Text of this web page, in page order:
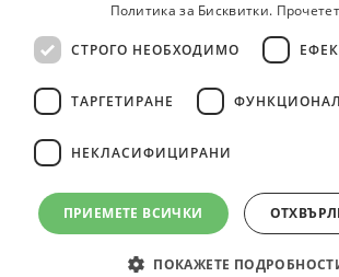
Vihra AI
За новодошли
Всички услуги на JobTiger
© 2000-2026 JobTiger. Всички права
Политика за Бисквитки.
СТРОГО НЕОБХОДИМО
ТАРГЕТИРАНЕ
НЕКЛАСИФИЦИРАНИ
ПРИЕМЕТЕ ВСИЧКИ
ПОКАЖЕТЕ